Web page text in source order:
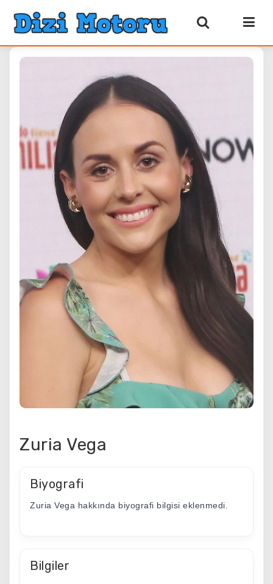
Zuria Vega
Biyografi
Zuria Vega hakkında biyografi bilgisi eklenmedi.
Bilgiler